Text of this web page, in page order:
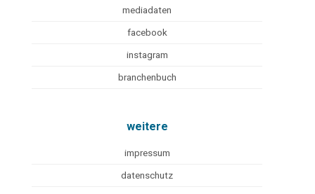
mediadaten
facebook
instagram
branchenbuch
weitere
impressum
datenschutz